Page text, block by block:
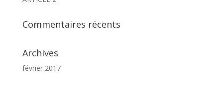
Commentaires récents
Archives
février 2017